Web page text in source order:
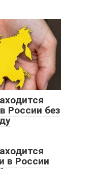
России без
в России